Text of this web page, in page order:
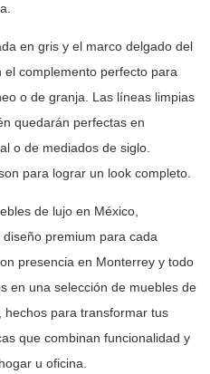
en gris y el marco delgado del
el complemento perfecto para
o de granja. Las líneas limpias
quedarán perfectas en
o de mediados de siglo.
para lograr un look completo.
de lujo en México,
premium para cada
presencia en Monterrey y todo
en una selección de muebles de
hechos para transformar tus
que combinan funcionalidad y
u oficina.